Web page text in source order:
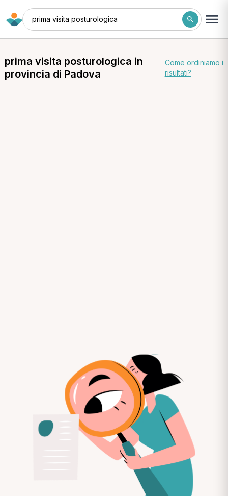
prima visita posturologica
prima visita posturologica in
provincia di Padova
Come ordiniamo i
risultati?